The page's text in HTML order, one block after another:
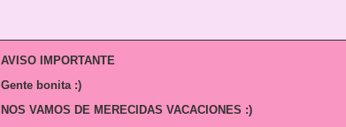
AVISO IMPORTANTE
Gente bonita :)
NOS VAMOS DE MERECIDAS VACACIONES :)